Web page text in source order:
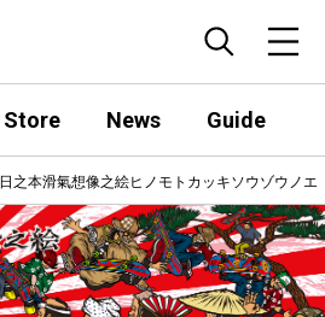
Store News Guide
日之本滑氣想像之絵ヒノモトカッキソウゾウノエ